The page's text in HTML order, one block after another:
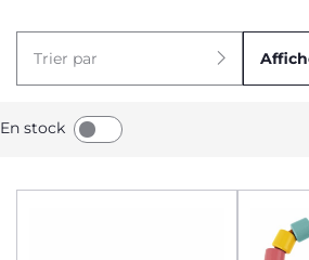
Trier par
En stock